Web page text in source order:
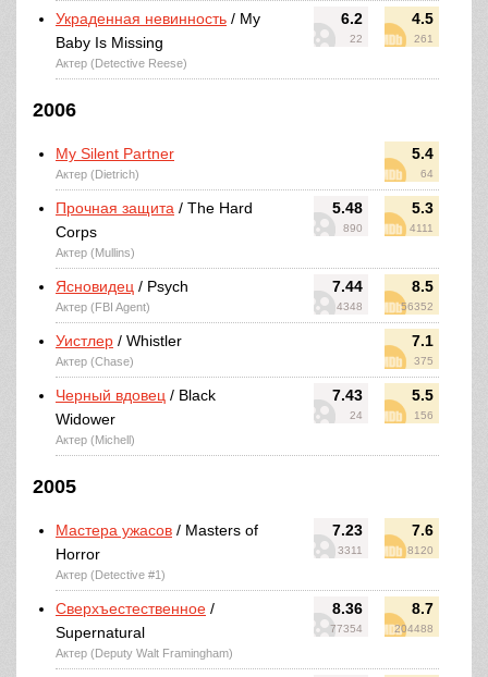
6.2
22
4.5
261
Украденная невинность / My
Baby Is Missing
Актер (Detective Reese)
2006
5.4
64
My Silent Partner
Актер (Dietrich)
5.48
890
5.3
4111
Прочная защита / The Hard
Corps
Актер (Mullins)
7.44
4348
8.5
56352
Ясновидец / Psych
Актер (FBI Agent)
7.1
375
Уистлер / Whistler
Актер (Chase)
7.43
24
5.5
156
Черный вдовец / Black
Widower
Актер (Michell)
2005
7.23
3311
7.6
8120
Мастера ужасов / Masters of
Horror
Актер (Detective #1)
8.36
77354
8.7
204488
Сверхъестественное /
Supernatural
Актер (Deputy Walt Framingham)